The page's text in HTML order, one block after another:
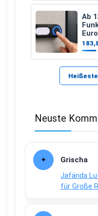
Ab
Euro
Neuste
Grischa
Jafända
für Große